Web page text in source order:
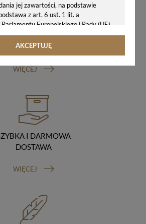
jej zawartości, na podstawie
z art. 6 ust. 1 lit. a
Parlamentu Europejskiego i Rady (UE)
r. w sprawie ochrony osób
z przetwarzaniem danych
ochronie danych, tj. RODO).
możemy udostępniać
Takie podmioty przetwarzają dane na
z nami i tylko zgodnie z naszymi
Twoje dane poza teren
Obszaru Gospodarczego.
danych
do czasu posiadania
prawo do sprostowania
danych, prawo do usunięcia
zdaniem nie ma podstaw do tego,
Twoje dane, możesz zażądać,
AKCEPTUJĘ
ORYGINALNOŚCI ZEGARKA
WIĘCEJ
I DARMOWA
DOSTAWA
WIĘCEJ